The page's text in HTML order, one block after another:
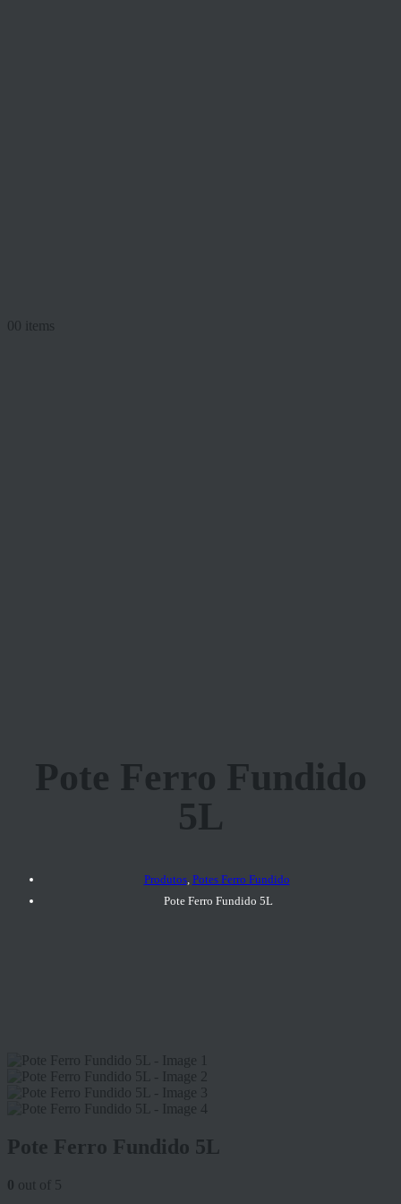
00 items
Pote Ferro Fundido
5L
Produtos, Potes Ferro Fundido
Pote Ferro Fundido 5L
Pote Ferro Fundido 5L
0 out of 5